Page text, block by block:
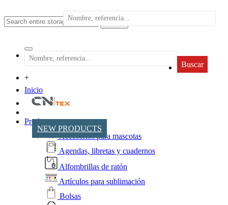
search
Buscar
+
Inicio
NEW PRODUCTS
Productos
Accesorios para mascotas
Agendas, libretas y cuadernos
Alfombrillas de ratón
Artículos para sublimación
Bolsas